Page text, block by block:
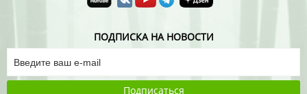
ПОДПИСКА НА НОВОСТИ
Подписаться